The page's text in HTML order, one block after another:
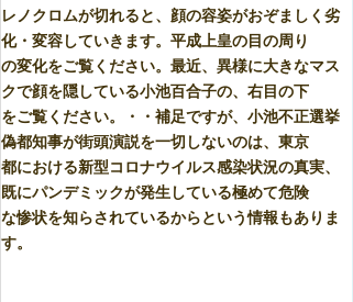
レノクロムが切れると、顔の容姿がおぞましく劣
化・変容していきます。平成上皇の目の周り
の変化をご覧ください。最近、異様に大きなマス
クで顔を隠している小池百合子の、右目の下
をご覧ください。・・補足ですが、小池不正選挙
偽都知事が街頭演説を一切しないのは、東京
都における新型コロナウイルス感染状況の真実、
既にパンデミックが発生している極めて危険
な惨状を知らされているからという情報もありま
す。